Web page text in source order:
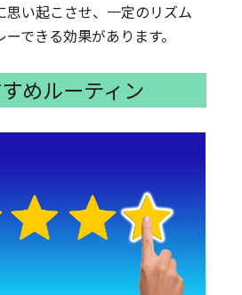
思い起こさせ、一定のリズム
できる効果があります。
めルーティン